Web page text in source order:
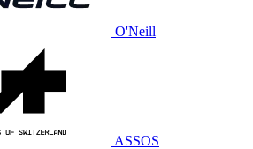
O'Neill
ASSOS